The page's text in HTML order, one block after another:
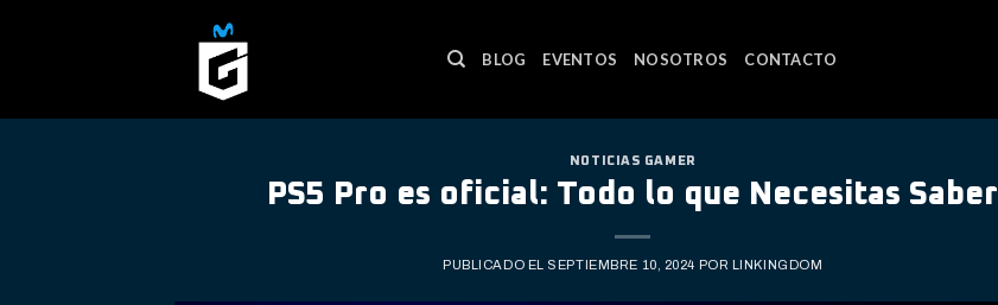
BLOG EVENTOS NOSOTROS CONTACTO
NOTICIAS GAMER
PS5 Pro es oficial: Todo lo que Necesitas Saber
PUBLICADO EL SEPTIEMBRE 10, 2024 POR LINKINGDOM